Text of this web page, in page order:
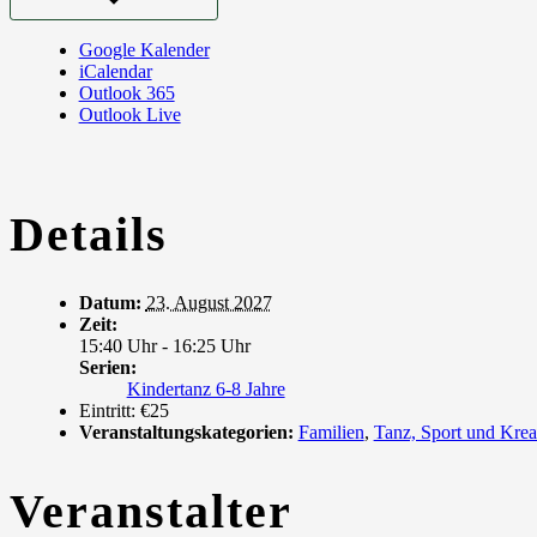
Google Kalender
iCalendar
Outlook 365
Outlook Live
Details
Datum: 23. August 2027
Zeit:
15:40 Uhr - 16:25 Uhr
Serien:
Kindertanz 6-8 Jahre
Eintritt: €25
Veranstaltungskategorien: Familien, Tanz, Sport und
Veranstalter